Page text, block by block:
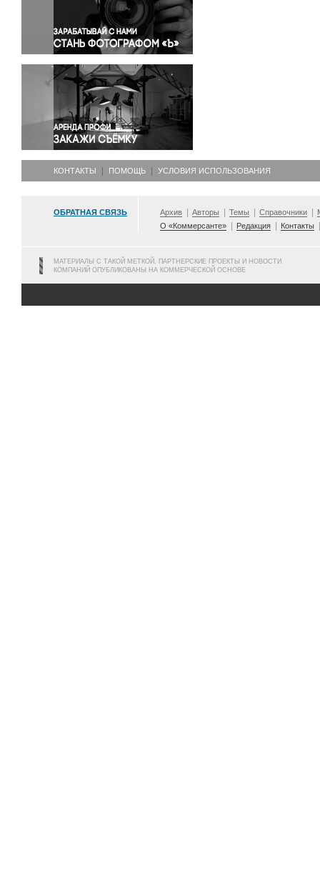
Правосудие
Происшествия и конфликты
Религия
Светская жизнь
Спорт
Экология
Экономика и бизнес
КОНТАКТЫ ПОМОЩЬ УСЛОВИЯ ИСПОЛЬЗОВАНИЯ
ОБРАТНАЯ СВЯЗЬ Архив Авторы Темы Справочники
О «Коммерсанте»
Редакция Контакты
МАТЕРИАЛЫ С ТАКОЙ МЕТКОЙ, ПАРТНЕРСКИЕ ПРОЕКТЫ И НОВОСТИ
КОМПАНИЙ ОПУБЛИКОВАНЫ НА КОММЕРЧЕСКОЙ ОСНОВЕ